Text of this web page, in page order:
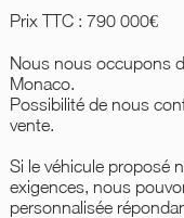
Prix TTC : 790 000€
Nous nous occupons
Monaco.
Possibilité de nous
vente.
Si le véhicule proposé
exigences, nous
personnalisée